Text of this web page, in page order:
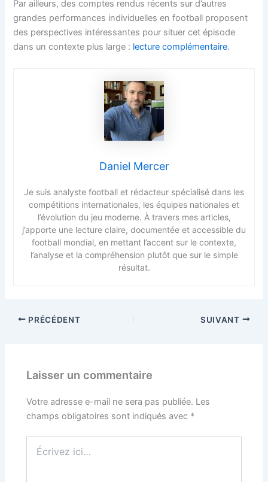
Par ailleurs, des comptes rendus récents sur d’autres
grandes performances individuelles en football proposent
des perspectives intéressantes pour situer cet épisode
dans un contexte plus large : lecture complémentaire.
Daniel Mercer
Je suis analyste football et rédacteur spécialisé dans les
compétitions internationales, les équipes nationales et
l’évolution du jeu moderne. À travers mes articles,
j’apporte une lecture claire, documentée et accessible du
football mondial, en mettant l’accent sur le contexte,
l’analyse et la compréhension plutôt que sur le simple
résultat.
PRÉCÉDENT SUIVANT
Laisser un commentaire
Votre adresse e-mail ne sera pas publiée. Les
champs obligatoires sont indiqués avec *
ici…